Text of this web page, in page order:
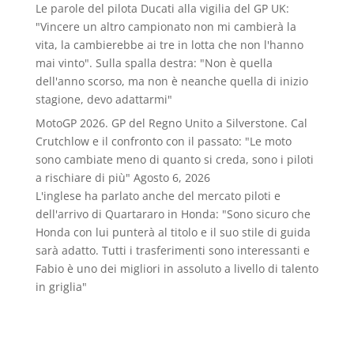
Le parole del pilota Ducati alla vigilia del GP UK:
"Vincere un altro campionato non mi cambierà la
vita, la cambierebbe ai tre in lotta che non l'hanno
mai vinto". Sulla spalla destra: "Non è quella
dell'anno scorso, ma non è neanche quella di inizio
stagione, devo adattarmi"
MotoGP 2026. GP del Regno Unito a Silverstone. Cal
Crutchlow e il confronto con il passato: "Le moto
sono cambiate meno di quanto si creda, sono i piloti
a rischiare di più" Agosto 6, 2026
L'inglese ha parlato anche del mercato piloti e
dell'arrivo di Quartararo in Honda: "Sono sicuro che
Honda con lui punterà al titolo e il suo stile di guida
sarà adatto. Tutti i trasferimenti sono interessanti e
Fabio è uno dei migliori in assoluto a livello di talento
in griglia"